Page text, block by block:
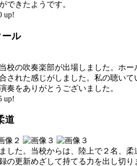
できたようです。
up!
ール
校の吹奏楽部が出場しました。ホ
された感じがしました。私の聴い
奏をありがとうございました。
up!
道
した。当校からは、陸上で２名、
の更新めざして持てる力を出し切